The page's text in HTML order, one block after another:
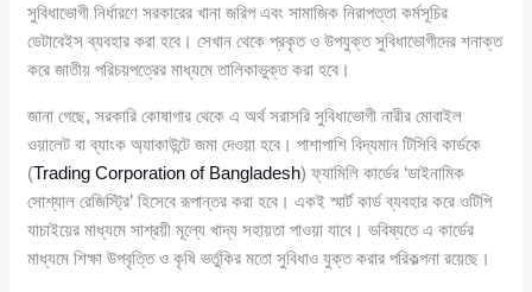
সুবিধাভোগী নির্ধারণে সরকারের খানা জরিপ এবং সামাজিক নিরাপত্তা কর্মসূচির
ডেটাবেইস ব্যবহার করা হবে। সেখান থেকে প্রকৃত ও উপযুক্ত সুবিধাভোগীদের শনাক্ত
করে জাতীয় পরিচয়পত্রের মাধ্যমে তালিকাভুক্ত করা হবে।
জানা গেছে, সরকারি কোষাগার থেকে এ অর্থ সরাসরি সুবিধাভোগী নারীর মোবাইল
ওয়ালেট বা ব্যাংক অ্যাকাউন্টে জমা দেওয়া হবে। পাশাপাশি বিদ্যমান টিসিবি কার্ডকে
(Trading Corporation of Bangladesh) ফ্যামিলি কার্ডের ‘ডাইনামিক
সোশ্যাল রেজিস্ট্রি’ হিসেবে রূপান্তর করা হবে। একই স্মার্ট কার্ড ব্যবহার করে ওটিপি
যাচাইয়ের মাধ্যমে সাশ্রয়ী মূল্যে খাদ্য সহায়তা পাওয়া যাবে। ভবিষ্যতে এ কার্ডের
মাধ্যমে শিক্ষা উপবৃত্তি ও কৃষি ভর্তুকির মতো সুবিধাও যুক্ত করার পরিকল্পনা রয়েছে।